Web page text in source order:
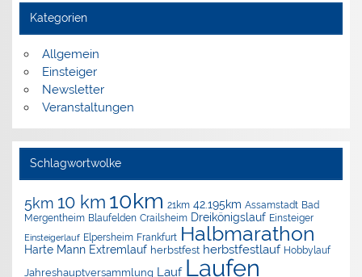
Kategorien
Allgemein
Einsteiger
Newsletter
Veranstaltungen
Schlagwortwolke
5km 10 km 10km 21km 42.195km Assamstadt Bad
Mergentheim Blaufelden Crailsheim Dreikönigslauf Einsteiger
Einsteigerlauf Elpersheim Frankfurt Halbmarathon
Harte Mann Extremlauf herbstfest herbstfestlauf Hobbylauf
Jahreshauptversammlung Lauf Laufen